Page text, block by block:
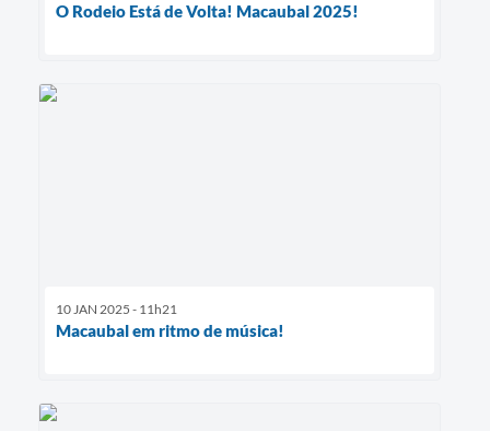
O Rodeio Está de Volta! Macaubal 2025!
10 JAN 2025 - 11h21
Macaubal em ritmo de música!